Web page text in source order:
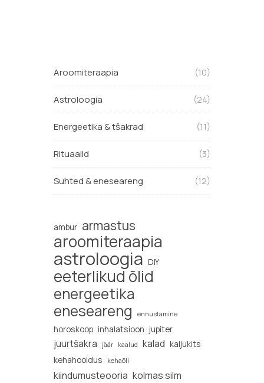
Aroomiteraapia (10)
Astroloogia (24)
Energeetika & tšakrad (11)
Rituaalid (3)
Suhted & eneseareng (12)
ambur armastus
aroomiteraapia
astroloogia DIY
eeterlikud õlid
energeetika
eneseareng
ennustamine
horoskoop inhalatsioon jupiter
juurtšakra jäär kaalud kalad kaljukits
kehahooldus
kehaõli
kiindumusteooria kolmas silm